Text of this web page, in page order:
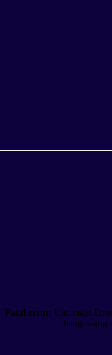
Fatal error: Uncaught
hangos-